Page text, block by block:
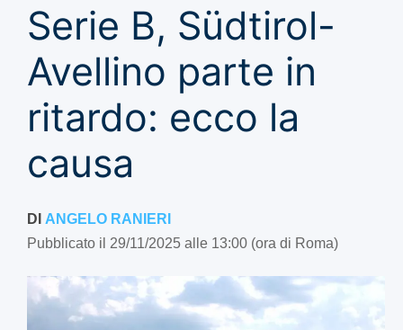
Serie B, Südtirol-
Avellino parte in
ritardo: ecco la
causa
DI ANGELO RANIERI
Pubblicato il 29/11/2025 alle 13:00 (ora di Roma)